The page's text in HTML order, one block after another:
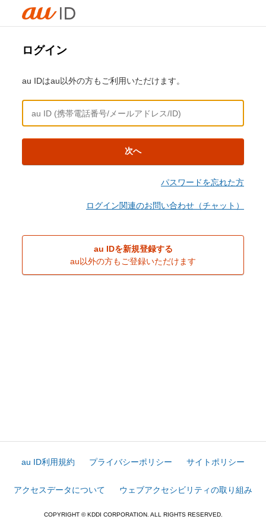
ログイン
au IDはau以外の方もご利用いただけます。
次へ
パスワードを忘れた方
ログイン関連のお問い合わせ（チャット）
au IDを新規登録する
au以外の方もご登録いただけます
au ID利用規約 プライバシーポリシー サイトポリシー
アクセスデータについて ウェブアクセシビリティの取り組み
COPYRIGHT © KDDI CORPORATION. ALL RIGHTS RESERVED.